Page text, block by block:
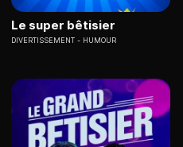
Le super bêtisier
DIVERTISSEMENT HUMOUR